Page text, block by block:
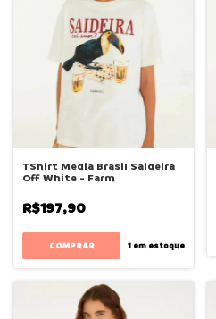
TShirt Media Brasil Saideira
Off White - Farm
R$197,90
COMPRAR 1em estoque